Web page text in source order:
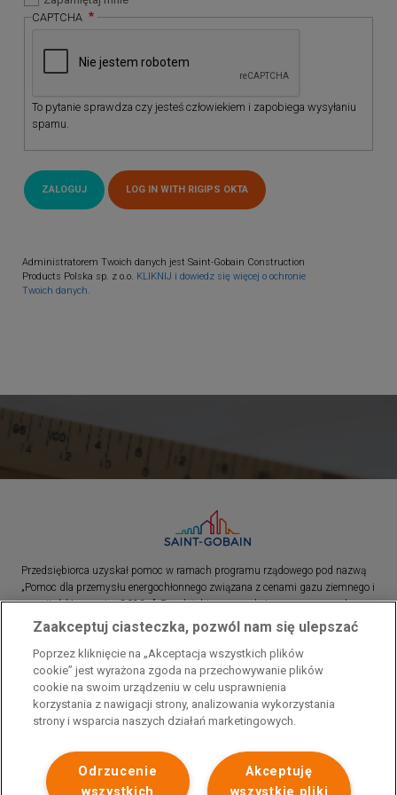
CAPTCHA
To pytanie sprawdza czy jesteś człowiekiem i zapobiega wysyłaniu
spamu.
Administratorem Twoich danych jest Saint-Gobain Construction
Products Polska sp. z o.o. KLIKNIJ i dowiedz się więcej o ochronie
Twoich danych.
Przedsiębiorca uzyskał pomoc w ramach programu rządowego pod nazwą
„Pomoc dla przemysłu energochłonnego związana z cenami gazu ziemnego i
energii elektrycznej w 2023 r.”. Przedsiębiorca uzyskał pomoc w ramach
programu rządowego pod nazwą: „Pomoc dla sektorów energochłonnych
związana z nagłymi wzrostami cen gazu ziemnego i energii elektrycznej w
2022 r.”
Zaakceptuj ciasteczka, pozwól nam się ulepszać
Poprzez kliknięcie na „Akceptacja wszystkich plików
cookie” jest wyrażona zgoda na przechowywanie plików
cookie na swoim urządzeniu w celu usprawnienia
korzystania z nawigacji strony, analizowania wykorzystania
strony i wsparcia naszych działań marketingowych.
Akceptuję
wszystkie pliki
Odrzucenie
wszystkich